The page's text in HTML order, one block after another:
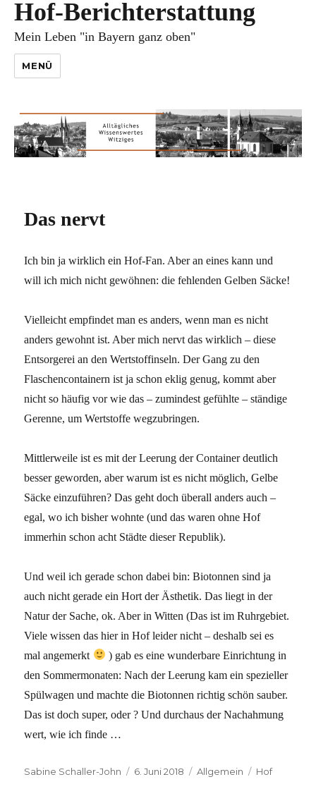
Hof-Berichterstattung
Mein Leben "in Bayern ganz oben"
MENÜ
Das nervt
Ich bin ja wirklich ein Hof-Fan. Aber an eines kann und
will ich mich nicht gewöhnen: die fehlenden Gelben Säcke!
Vielleicht empfindet man es anders, wenn man es nicht
anders gewohnt ist. Aber mich nervt das wirklich – diese
Entsorgerei an den Wertstoffinseln. Der Gang zu den
Flaschencontainern ist ja schon eklig genug, kommt aber
nicht so häufig vor wie das – zumindest gefühlte – ständige
Gerenne, um Wertstoffe wegzubringen.
Mittlerweile ist es mit der Leerung der Container deutlich
besser geworden, aber warum ist es nicht möglich, Gelbe
Säcke einzuführen? Das geht doch überall anders auch –
egal, wo ich bisher wohnte (und das waren ohne Hof
immerhin schon acht Städte dieser Republik).
Und weil ich gerade schon dabei bin: Biotonnen sind ja
auch nicht gerade ein Hort der Ästhetik. Das liegt in der
Natur der Sache, ok. Aber in Witten (Das ist im Ruhrgebiet.
Viele wissen das hier in Hof leider nicht – deshalb sei es
mal angemerkt
) gab es eine wunderbare Einrichtung in
den Sommermonaten: Nach der Leerung kam ein spezieller
Spülwagen und machte die Biotonnen richtig schön sauber.
Das ist doch super, oder ? Und durchaus der Nachahmung
wert, wie ich finde …
Autor
Sabine Schaller-John
Veröffentlicht
6. Juni 2018 Kategorien
Allgemein Hof